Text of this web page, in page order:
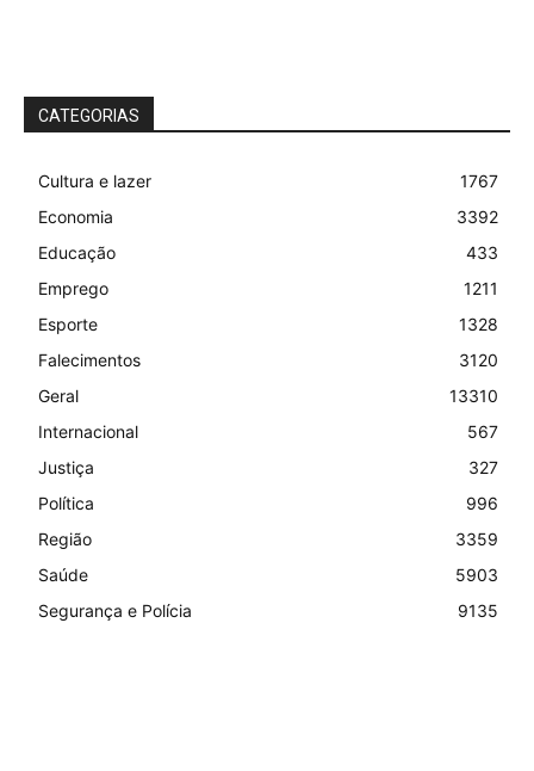
CATEGORIAS
Cultura e lazer
1767
Economia
3392
Educação
433
Emprego
1211
Esporte
1328
Falecimentos
3120
Geral
13310
Internacional
567
Justiça
327
Política
996
Região
3359
Saúde
5903
Segurança e Polícia
9135